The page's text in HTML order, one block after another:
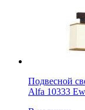
Подвесной
Alfa 10333